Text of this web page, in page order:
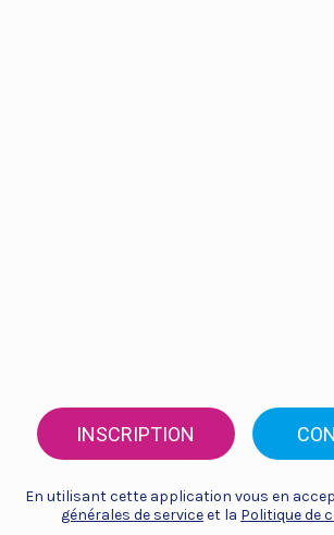
INSCRIPTION
En utilisant cette application vous en
générales de serviceet la Politique de